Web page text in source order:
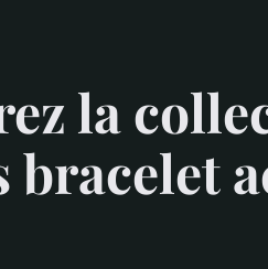
la
bracelet